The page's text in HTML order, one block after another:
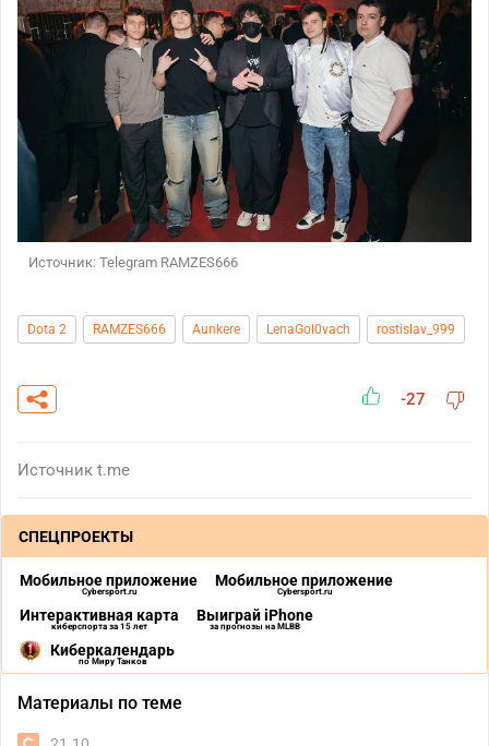
Источник: Telegram RAMZES666
Dota 2 RAMZES666 Aunkere LenaGol0vach rostislav_999
-27
Источник t.me
СПЕЦПРОЕКТЫ
Мобильное приложение
Cybersport.ru
Мобильное приложение
Cybersport.ru
Интерактивная карта
киберспорта за 15 лет
Выиграй iPhone
за прогнозы на MLBB
Киберкалендарь
по Миру Танков
Материалы по теме